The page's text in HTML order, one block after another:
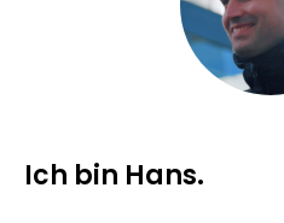
Ich bin Hans.